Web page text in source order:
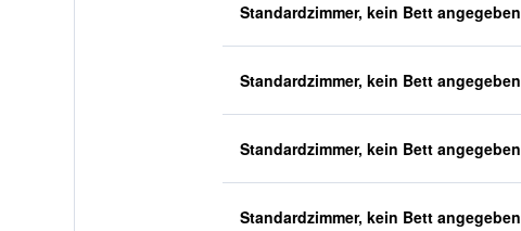
Standardzimmer, kein Bett angegeben
Standardzimmer, kein Bett angegeben
Standardzimmer, kein Bett angegeben
Standardzimmer, kein Bett angegeben